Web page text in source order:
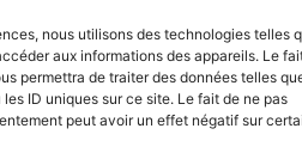
nous utilisons des technologies telles
aux informations des appareils. Le
permettra de traiter des données telles
ID uniques sur ce site. Le fait de ne pas
peut avoir un effet négatif sur
aux utilisateurs de
documents avec d’autres
professionnels de collaborer